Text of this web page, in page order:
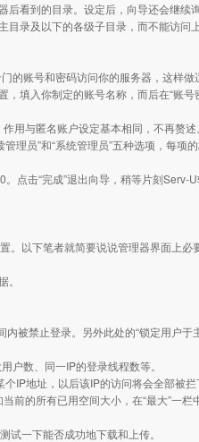
看到的目录。设定后，向导还会继续
目录及以下的各级子目录，而不能访问
的账号和密码访问你的服务器，这样做
，填入你制定的账号名称，而后在“账
用与匿名账户设定基本相同，不再赘述。
理员”和“系统管理员”五种选项，每项
击“完成”退出向导，稍等片刻Serv-
以下笔者就简要说说管理器界面上必
被禁止登录。另外此处的“锁定用户于
户数、同一IP的登录线程数等。
IP地址，以后该IP的访问将会全部被拦
前的所有已用空间大小，在“最大”一栏
一下能否成功地下载和上传。